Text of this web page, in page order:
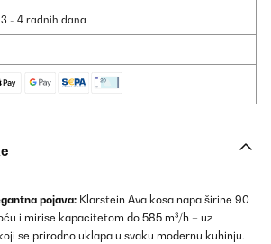
- 4 radnih dana
pojava: Klarstein Ava kosa napa širine 90
i mirise kapacitetom do 585 m³/h – uz
se prirodno uklapa u svaku modernu kuhinju.